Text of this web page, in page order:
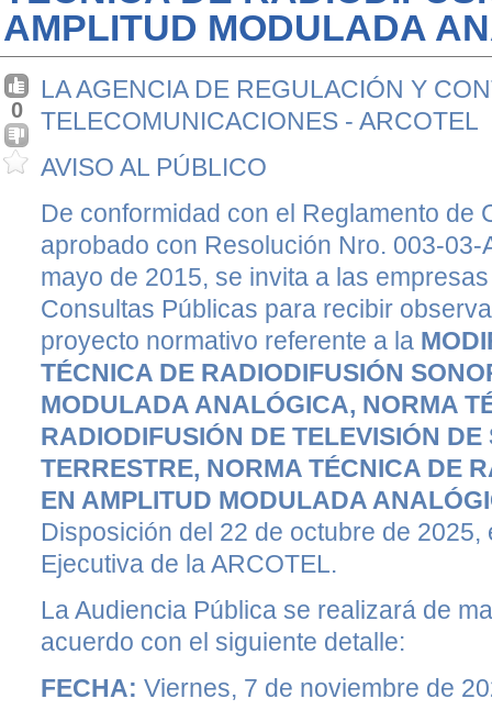
AMPLITUD MODULADA
0
LA AGENCIA DE REGULACIÓN Y
TELECOMUNICACIONES - ARCOTEL
AVISO AL PÚBLICO
De conformidad con el Reglamento de
aprobado con Resolución Nro. 003-
mayo de 2015, se invita a las
Consultas Públicas para recibir
proyecto normativo referente a la
TÉCNICA DE RADIODIFUSIÓN
MODULADA ANALÓGICA, NORMA
RADIODIFUSIÓN DE TELEVISIÓN
TERRESTRE, NORMA TÉCNICA DE
EN AMPLITUD MODULADA
Disposición del 22 de octubre de
Ejecutiva de la ARCOTEL.
La Audiencia Pública se realizará de
acuerdo con el siguiente detalle:
FECHA: Viernes, 7 de noviembre de